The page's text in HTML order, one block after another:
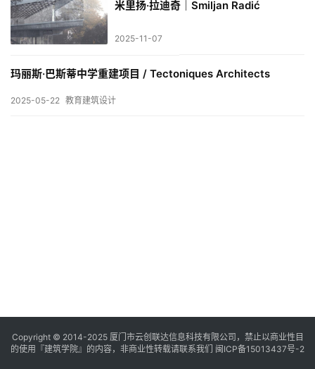
城
市
景
流
登录 注册
米里扬·拉迪奇｜Smiljan Radić
2025-11-07
玛丽斯·巴斯蒂中学重建项目 / Tectoniques Architects
2025-05-22 教育建筑设计
Copyright © 2014-2025 厦门市云创联达信息科技有限公司，禁止以商业性目
的使用『建筑学院』的内容，非商业性转载请联系我们 闽ICP备15013437号-2